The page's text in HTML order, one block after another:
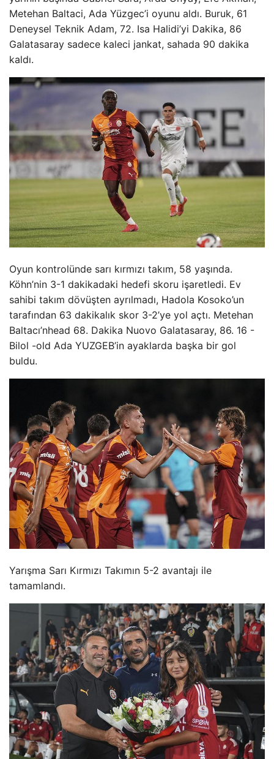
Metehan Baltaci, Ada Yüzgec’i oyunu aldı. Buruk, 61
Deneysel Teknik Adam, 72. Isa Halidi’yi Dakika, 86
Galatasaray sadece kaleci jankat, sahada 90 dakika
kaldı.
Oyun kontrolünde sarı kırmızı takım, 58 yaşında.
Köhn’nin 3-1 dakikadaki hedefi skoru işaretledi. Ev
sahibi takım dövüşten ayrılmadı, Hadola Kosoko’un
tarafından 63 dakikalık skor 3-2’ye yol açtı. Metehan
Baltacı’nhead 68. Dakika Nuovo Galatasaray, 86. 16 -
Bilol -old Ada YUZGEB’in ayaklarda başka bir gol
buldu.
Yarışma Sarı Kırmızı Takımın 5-2 avantajı ile
tamamlandı.